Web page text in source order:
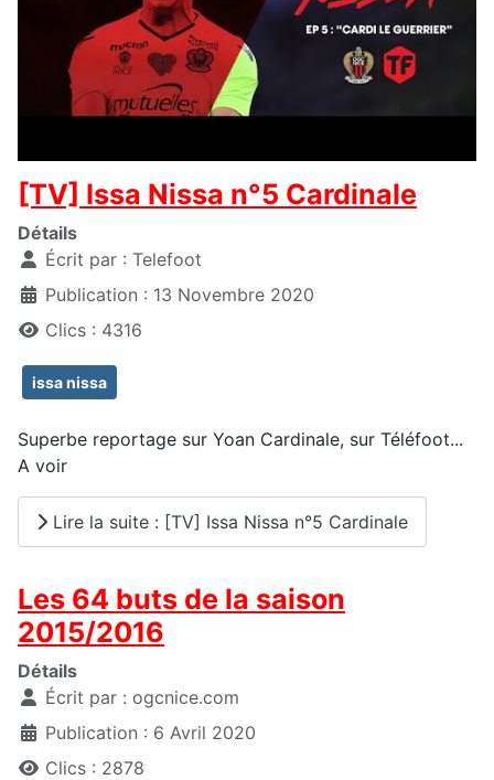
[TV] Issa Nissa n°5 Cardinale
Détails
Écrit par : Telefoot
Publication : 13 Novembre 2020
Clics : 4316
issa nissa
Superbe reportage sur Yoan Cardinale, sur Téléfoot...
A voir
Lire la suite : [TV] Issa Nissa n°5 Cardinale
Les 64 buts de la saison
2015/2016
Détails
Écrit par : ogcnice.com
Publication : 6 Avril 2020
Clics : 2878